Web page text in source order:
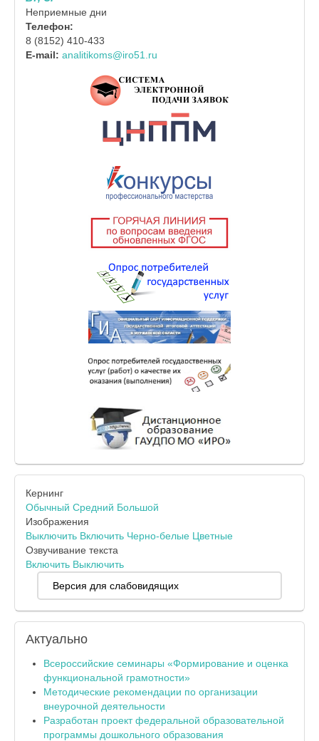
Неприемные дни
Телефон:
8 (8152) 410-433
E-mail: analitikoms@iro51.ru
Кернинг
Обычный Средний Большой
Изображения
Выключить Включить Черно-белые Цветные
Озвучивание текста
Включить Выключить
Версия для слабовидящих
Актуально
Всероссийские семинары «Формирование и оценка
функциональной грамотности»
Методические рекомендации по организации
внеурочной деятельности
Разработан проект федеральной образовательной
программы дошкольного образования